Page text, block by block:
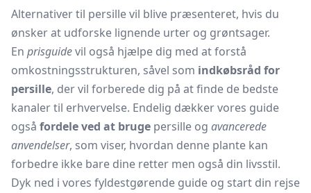
Alternativer til persille vil blive præsenteret, hvis du
ønsker at udforske lignende urter og grøntsager.
En prisguidevil også hjælpe dig med at forstå
omkostningsstrukturen, såvel som indkøbsråd for
persille, der vil forberede dig på at finde de bedste
kanaler til erhvervelse. Endelig dækker vores guide
også fordele ved at bruge persille og avancerede
anvendelser, som viser, hvordan denne plante kan
forbedre ikke bare dine retter men også din livsstil.
Dyk ned i vores fyldestgørende guide og start din rejse